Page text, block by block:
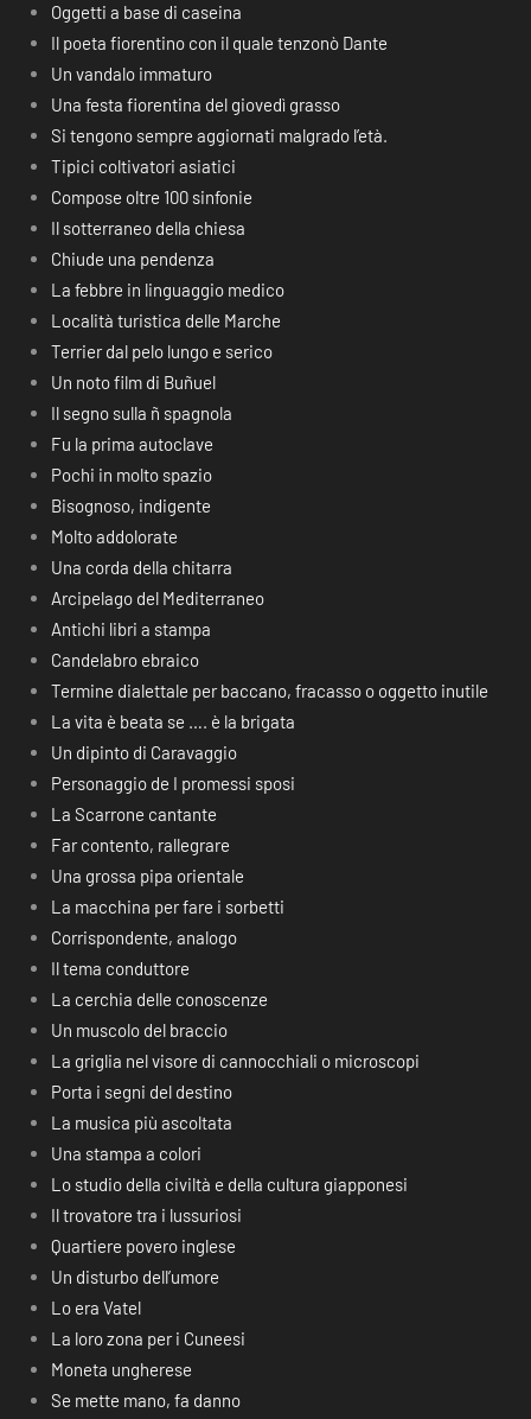
Oggetti a base di caseina
Il poeta fiorentino con il quale tenzonò Dante
Un vandalo immaturo
Una festa fiorentina del giovedì grasso
Si tengono sempre aggiornati malgrado l’età.
Tipici coltivatori asiatici
Compose oltre 100 sinfonie
Il sotterraneo della chiesa
Chiude una pendenza
La febbre in linguaggio medico
Località turistica delle Marche
Terrier dal pelo lungo e serico
Un noto film di Buñuel
Il segno sulla ñ spagnola
Fu la prima autoclave
Pochi in molto spazio
Bisognoso, indigente
Molto addolorate
Una corda della chitarra
Arcipelago del Mediterraneo
Antichi libri a stampa
Candelabro ebraico
Termine dialettale per baccano, fracasso o oggetto inutile
La vita è beata se …. è la brigata
Un dipinto di Caravaggio
Personaggio de I promessi sposi
La Scarrone cantante
Far contento, rallegrare
Una grossa pipa orientale
La macchina per fare i sorbetti
Corrispondente, analogo
Il tema conduttore
La cerchia delle conoscenze
Un muscolo del braccio
La griglia nel visore di cannocchiali o microscopi
Porta i segni del destino
La musica più ascoltata
Una stampa a colori
Lo studio della civiltà e della cultura giapponesi
Il trovatore tra i lussuriosi
Quartiere povero inglese
Un disturbo dell’umore
Lo era Vatel
La loro zona per i Cuneesi
Moneta ungherese
Se mette mano, fa danno